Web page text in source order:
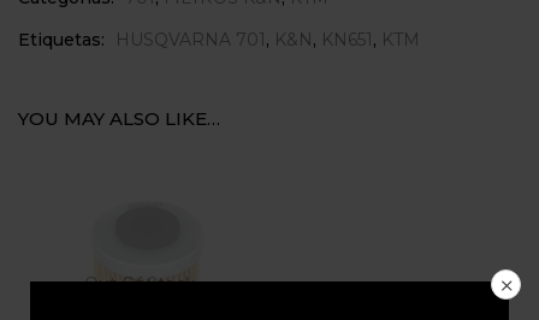
Etiquetas:
HUSQVARNA 701, K&N, KN651, KTM
YOU MAY ALSO LIKE…
Out Of Stock